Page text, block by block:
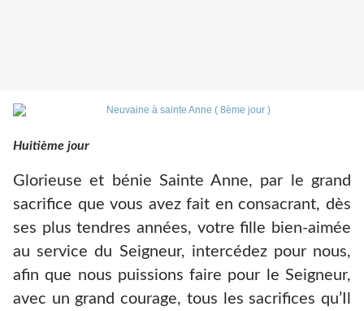
Huitième jour
Glorieuse et bénie Sainte Anne, par le grand
sacrifice que vous avez fait en consacrant, dès
ses plus tendres années, votre fille bien-aimée
au service du Seigneur, intercédez pour nous,
afin que nous puissions faire pour le Seigneur,
avec un grand courage, tous les sacrifices qu’Il